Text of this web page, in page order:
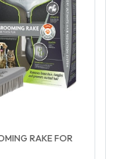
RAKE FOR